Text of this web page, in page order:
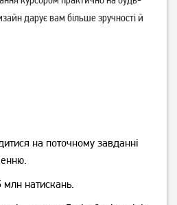
Миша Logitech M190
649
дарує вам більше зручності й
на поточному завданні
натискань.